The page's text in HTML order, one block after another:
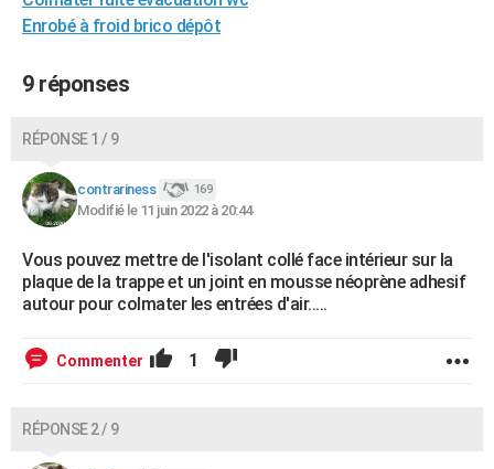
Enrobé à froid brico dépôt
9 réponses
RÉPONSE 1 / 9
contrariness 169
Modifié le 11 juin 2022 à 20:44
Vous pouvez mettre de l'isolant collé face intérieur sur la
plaque de la trappe et un joint en mousse néoprène adhesif
autour pour colmater les entrées d'air.....
Commenter 1
RÉPONSE 2 / 9